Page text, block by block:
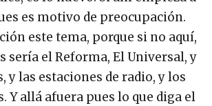
es motivo de preocupación.
este tema, porque si no aquí,
sería el Reforma, El Universal, y
y las estaciones de radio, y los
Y allá afuera pues lo que diga el